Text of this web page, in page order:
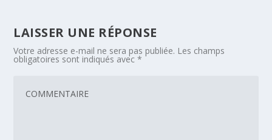
LAISSER UNE RÉPONSE
Votre adresse e-mail ne sera pas publiée. Les champs
obligatoires sont indiqués avec*